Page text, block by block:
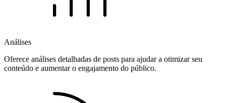
Análises
Oferece análises detalhadas de posts para ajudar a otimizar seu
conteúdo e aumentar o engajamento do público.